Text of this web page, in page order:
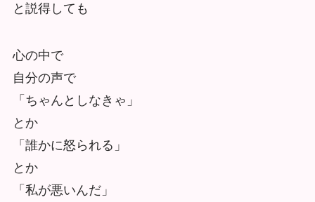
と説得しても
心の中で
自分の声で
「ちゃんとしなきゃ」
とか
「誰かに怒られる」
とか
「私が悪いんだ」